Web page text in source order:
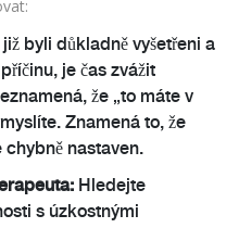
byli důkladně vyšetřeni a
je čas zvážit
že „to máte v
Znamená to, že
nastaven.
Hledejte
s úzkostnými